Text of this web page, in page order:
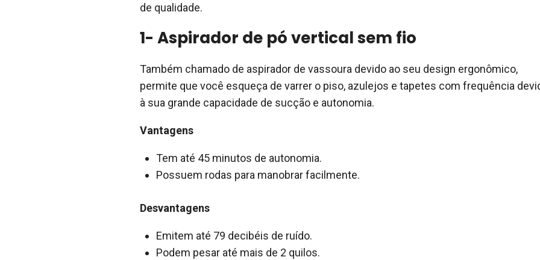
de qualidade.
1- Aspirador de pó vertical sem fio
Também chamado de aspirador de vassoura devido ao seu design ergonômico,
permite que você esqueça de varrer o piso, azulejos e tapetes com frequência
à sua grande capacidade de sucção e autonomia.
Vantagens
Tem até 45 minutos de autonomia.
Possuem rodas para manobrar facilmente.
Desvantagens
Emitem até 79 decibéis de ruído.
Podem pesar até mais de 2 quilos.